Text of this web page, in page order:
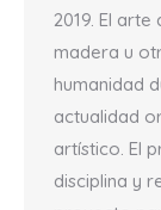
2019. El
madera u
humanidad
actualidad
artístico. El
disciplina y